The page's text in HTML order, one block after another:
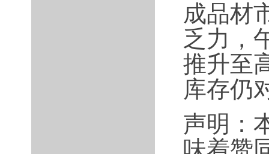
成品材
乏力，
推升至
库存仍
声明：